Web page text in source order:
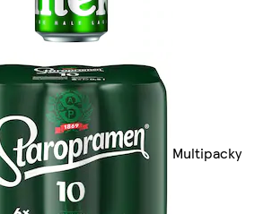
Multipacky